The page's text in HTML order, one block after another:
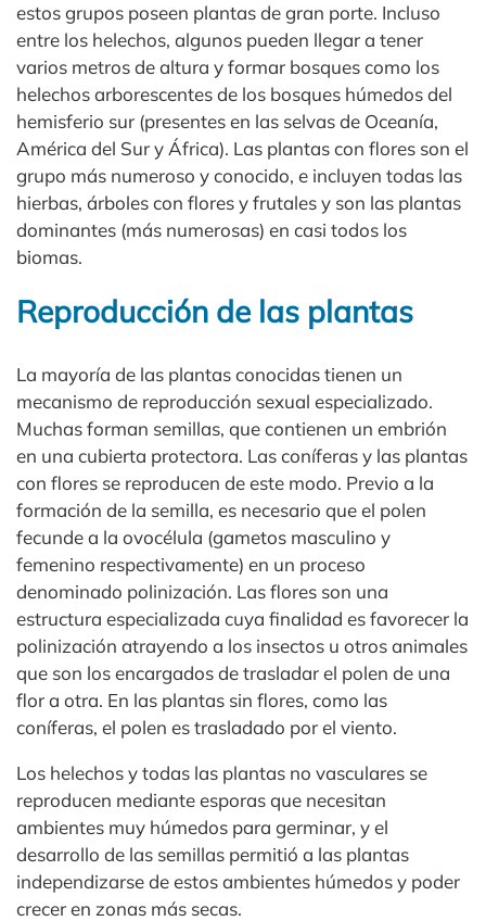
estos grupos poseen plantas de gran porte. Incluso
entre los helechos, algunos pueden llegar a tener
varios metros de altura y formar bosques como los
helechos arborescentes de los bosques húmedos del
hemisferio sur (presentes en las selvas de Oceanía,
América del Sur y África). Las plantas con flores son el
grupo más numeroso y conocido, e incluyen todas las
hierbas, árboles con flores y frutales y son las plantas
dominantes (más numerosas) en casi todos los
biomas.
Reproducción de las plantas
La mayoría de las plantas conocidas tienen un
mecanismo de reproducción sexual especializado.
Muchas forman semillas, que contienen un embrión
en una cubierta protectora. Las coníferas y las plantas
con flores se reproducen de este modo. Previo a la
formación de la semilla, es necesario que el polen
fecunde a la ovocélula (gametos masculino y
femenino respectivamente) en un proceso
denominado polinización. Las flores son una
estructura especializada cuya finalidad es favorecer la
polinización atrayendo a los insectos u otros animales
que son los encargados de trasladar el polen de una
flor a otra. En las plantas sin flores, como las
coníferas, el polen es trasladado por el viento.
Los helechos y todas las plantas no vasculares se
reproducen mediante esporas que necesitan
ambientes muy húmedos para germinar, y el
desarrollo de las semillas permitió a las plantas
independizarse de estos ambientes húmedos y poder
crecer en zonas más secas.